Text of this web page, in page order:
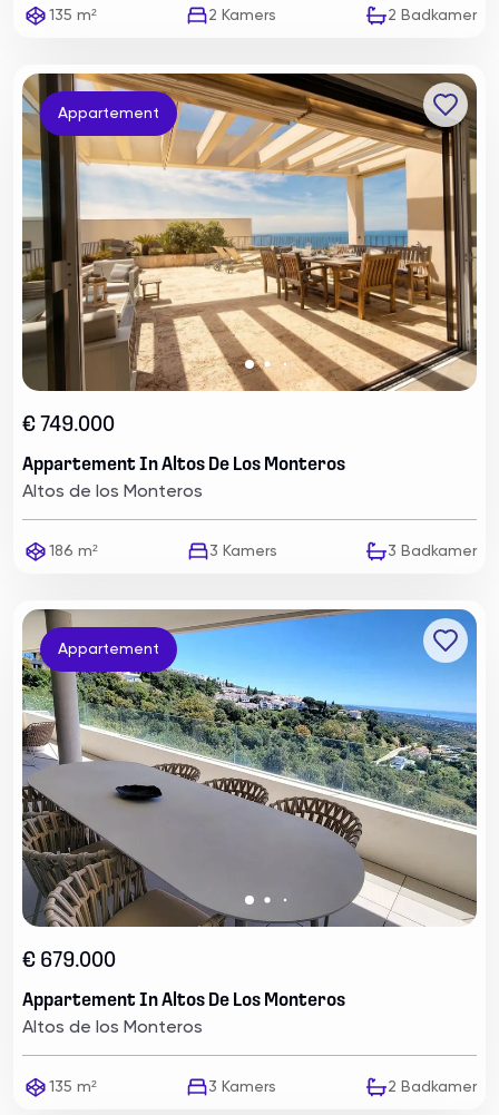
135 m² 2 Kamers 2 Badkamer
Appartement
€ 749.000
Appartement In Altos De Los Monteros
Altos de los Monteros
186 m² 3 Kamers 3 Badkamer
Appartement
€ 679.000
Appartement In Altos De Los Monteros
Altos de los Monteros
135 m² 3 Kamers 2 Badkamer